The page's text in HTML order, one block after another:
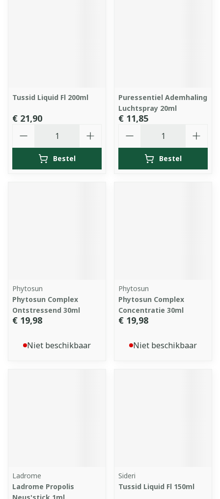
Tussid Liquid Fl 200ml
€ 21,90
Bestel
Puressentiel Ademhaling
Luchtspray 20ml
€ 11,85
Bestel
Phytosun
Phytosun Complex
Ontstressend 30ml
€ 19,98
Niet beschikbaar
Phytosun
Phytosun Complex
Concentratie 30ml
€ 19,98
Niet beschikbaar
Ladrome
Ladrome Propolis
Sideri
Tussid Liquid Fl 150ml